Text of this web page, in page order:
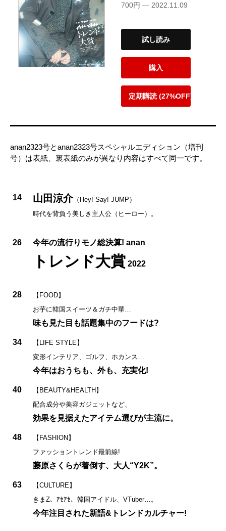
700円 — 2022.11.09
試し読み
購入
定期購読 (27%OFF)
anan2323号とanan2323号スペシャルエディション（増刊
号）は表紙、裏表紙のみが異なり内容はすべて同一です。
14 山田涼介（Hey! Say! JUMP）
時代を背負う美しき主人公（ヒーロー）。
26 今年の流行りモノ総決算! anan
トレンド大賞 2022
28
【FOOD】
お芋に韓国スイーツ＆ガチ中華…
味も見た目も話題集中のフードは?
34
【LIFE STYLE】
変形インテリア、ゴルフ、ホカンス…
今年はおうちも、外も、充実化!
40
【BEAUTY&HEALTH】
配合成分や美容ガジェットなど、
効果を見据えたアイテム選びが主流に。
48
【FASHION】
ファッショントレンド最前線!
藤原さくらが着倒す、大人“Y2K”。
63
【CULTURE】
きまZ、ｱｾｱｾ、韓国アイドル、VTuber…。
今年注目された新語&トレンドカルチャー!